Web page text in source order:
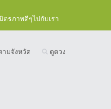
รภาพดีๆไปกับเรา
ามจังหวัด ดูดวง